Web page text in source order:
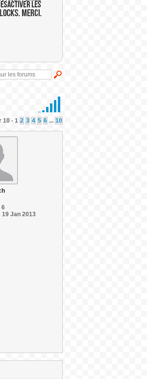
10 - 1 2 3 4 5 6 ... 10
6
19 Jan 2013